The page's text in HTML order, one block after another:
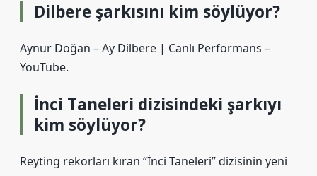
Dilbere şarkısını kim söylüyor?
Aynur Doğan – Ay Dilbere | Canlı Performans –
YouTube.
İnci Taneleri dizisindeki şarkıyı
kim söylüyor?
Reyting rekorları kıran “İnci Taneleri” dizisinin yeni